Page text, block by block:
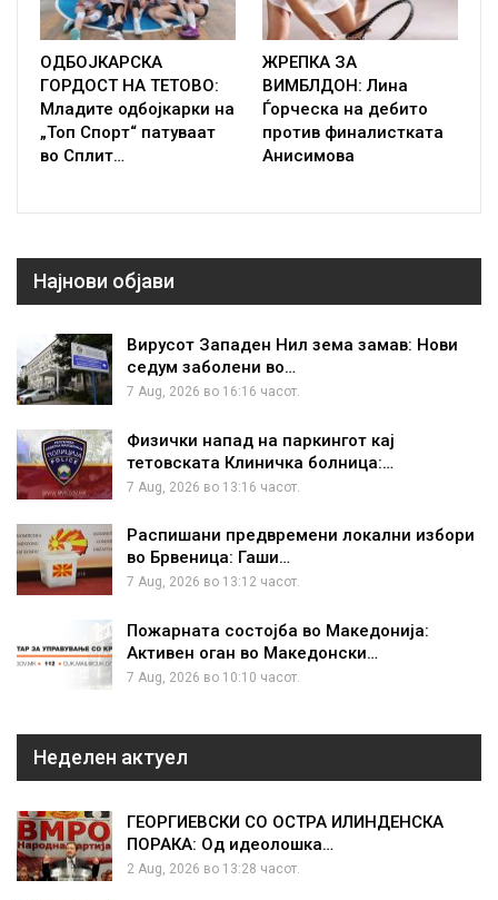
ОДБОЈКАРСКА
ГОРДОСТ НА ТЕТОВО:
Младите одбојкарки на
„Топ Спорт“ патуваат
во Сплит…
ЖРЕПКА ЗА
ВИМБЛДОН: Лина
Ѓорческа на дебито
против финалистката
Анисимова
Најнови објави
Вирусот Западен Нил зема замав: Нови
седум заболени во…
7 Aug, 2026 во 16:16 часот.
Физички напад на паркингот кај
тетовската Клиничка болница:…
7 Aug, 2026 во 13:16 часот.
Распишани предвремени локални избори
во Брвеница: Гаши…
7 Aug, 2026 во 13:12 часот.
Пожарната состојба во Македонија:
Активен оган во Македонски…
7 Aug, 2026 во 10:10 часот.
Неделен актуел
ГЕОРГИЕВСКИ СО ОСТРА ИЛИНДЕНСКА
ПОРАКА: Од идеолошка…
2 Aug, 2026 во 13:28 часот.